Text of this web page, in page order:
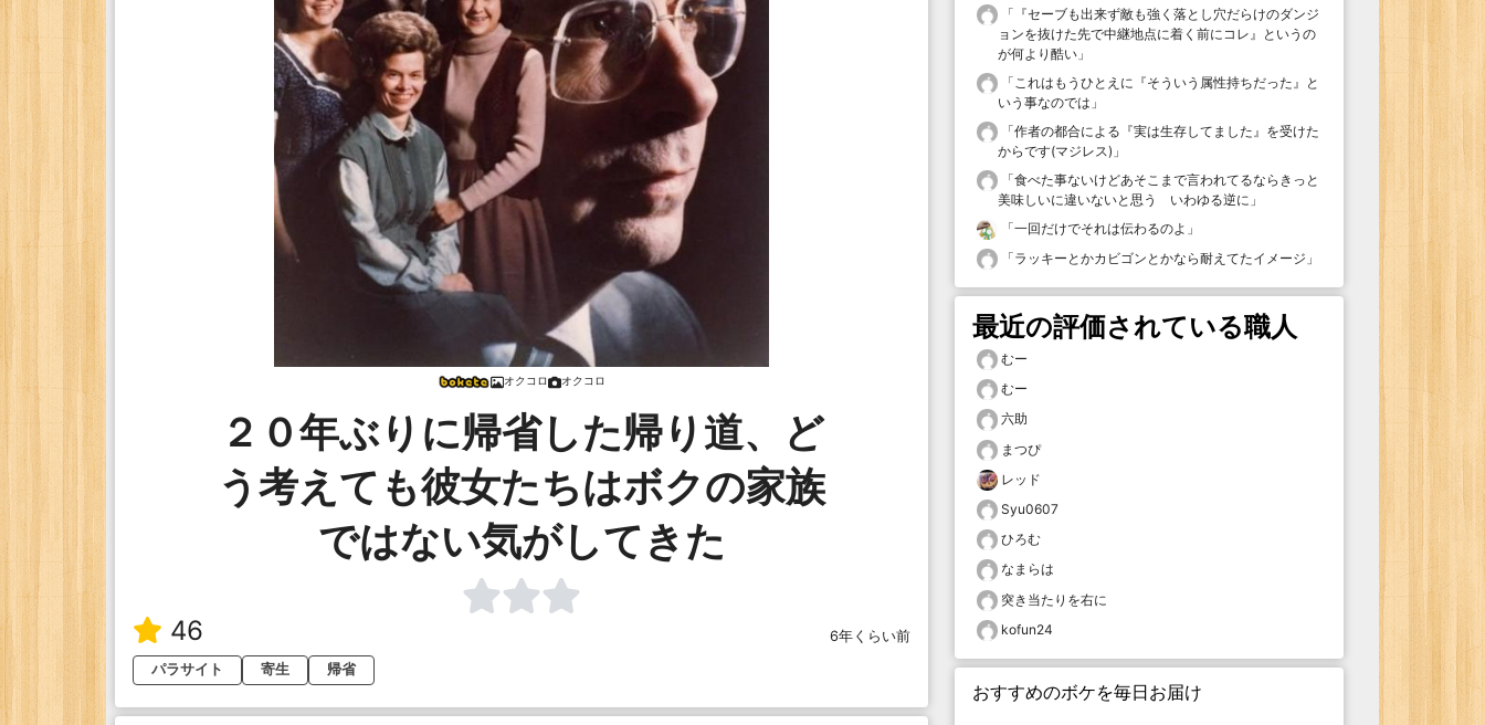
オクコロ オクコロ
２０年ぶりに帰省した帰り道、ど
う考えても彼女たちはボクの家族
ではない気がしてきた
46
6年くらい前
パラサイト
寄生 帰省
「 『セーブも出来ず敵も強く落とし穴だらけのダンジ
ョンを抜けた先で中継地点に着く前にコレ』というの
が何より酷い 」
「 これはもうひとえに『そういう属性持ちだった』と
いう事なのでは 」
「作者の都合による『実は生存してました』を受けた
からです(マジレス) 」
「食べた事ないけどあそこまで言われてるならきっと
美味しいに違いないと思う いわゆる逆に 」
「一回だけでそれは伝わるのよ 」
「ラッキーとかカビゴンとかなら耐えてたイメージ 」
最近の評価されている職人
むー
むー
六助
まつぴ
レッド
Syu0607
ひろむ
なまらは
突き当たりを右に
kofun24
おすすめのボケを毎日お届け